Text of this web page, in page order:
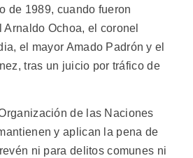
de 1989, cuando fueron
Ochoa, el coronel
el mayor Amado Padrón y el
tras un juicio por tráfico de
de las Naciones
y aplican la pena de
ni para delitos comunes ni